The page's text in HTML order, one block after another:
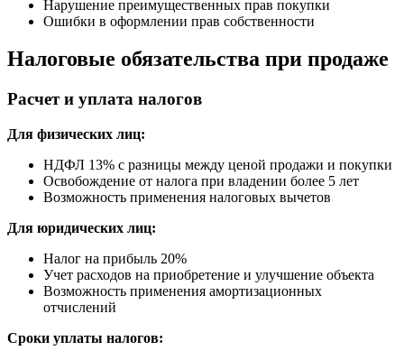
Нарушение преимущественных прав покупки
Ошибки в оформлении прав собственности
Налоговые обязательства при продаже
Расчет и уплата налогов
Для физических лиц:
НДФЛ 13% с разницы между ценой продажи и покупки
Освобождение от налога при владении более 5 лет
Возможность применения налоговых вычетов
Для юридических лиц:
Налог на прибыль 20%
Учет расходов на приобретение и улучшение объекта
Возможность применения амортизационных
отчислений
Сроки уплаты налогов: